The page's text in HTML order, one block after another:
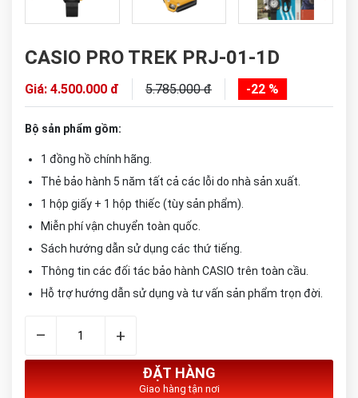
CASIO PRO TREK PRJ-01-1D
Giá: 4.500.000 đ 5.785.000 đ -22 %
Bộ sản phẩm gồm:
1 đồng hồ chính hãng.
Thẻ bảo hành 5 năm tất cả các lỗi do nhà sản xuất.
1 hộp giấy + 1 hộp thiếc (tùy sản phẩm).
Miễn phí vận chuyển toàn quốc.
Sách hướng dẫn sử dụng các thứ tiếng.
Thông tin các đối tác bảo hành CASIO trên toàn cầu.
Hỗ trợ hướng dẫn sử dụng và tư vấn sản phẩm trọn đời.
– +
ĐẶT HÀNG
Giao hàng tận nơi